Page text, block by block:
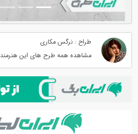
طراح : نرگس مکاری
مشاهده همه طرح های این هنرمند